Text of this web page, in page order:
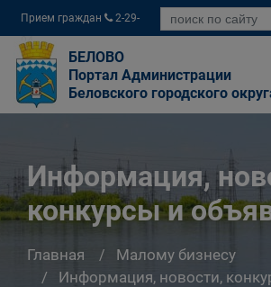
Прием граждан
2-29-
04
БЕЛОВО
Портал Администрации
Беловского городского
Информация,
конкурсы и
Главная
Малому бизнесу
Информация, новости,